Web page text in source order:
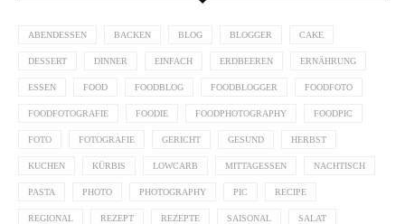
ABENDESSEN BACKEN BLOG BLOGGER CAKE
DESSERT DINNER EINFACH ERDBEEREN ERNÄHRUNG
ESSEN FOOD FOODBLOG FOODBLOGGER FOODFOTO
FOODFOTOGRAFIE FOODIE FOODPHOTOGRAPHY FOODPIC
FOTO FOTOGRAFIE GERICHT GESUND HERBST
KUCHEN KÜRBIS LOWCARB MITTAGESSEN NACHTISCH
PASTA PHOTO PHOTOGRAPHY PIC RECIPE
REGIONAL REZEPT REZEPTE SAISONAL SALAT